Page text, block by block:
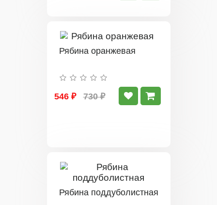
Рябина оранжевая
546 ₽ 730 ₽
Рябина поддуболистная